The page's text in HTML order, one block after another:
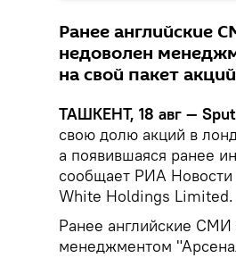
Ранее английские
недоволен
на свой пакет
ТАШКЕНТ, 18 авг —
свою долю акций в
а появившаяся ранее
сообщает РИА Новости
White Holdings Limited.
Ранее английские СМИ
менеджментом